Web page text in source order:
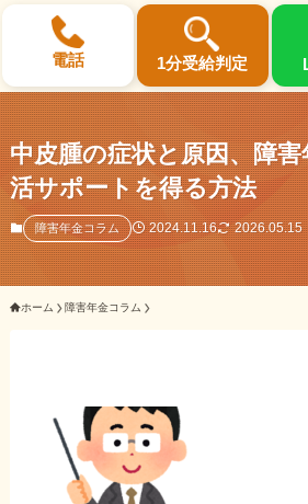
電話 1分受給判定
選ばれる3つの理由
初回相談料0円・受給後報酬
サポート料金について
ご相談事例をみる
外出困難でもOK
中皮腫の症状と原因、障
活サポートを得る方法
障害年金コラム 2024.11.16 2026.05.15
ホーム 障害年金コラム